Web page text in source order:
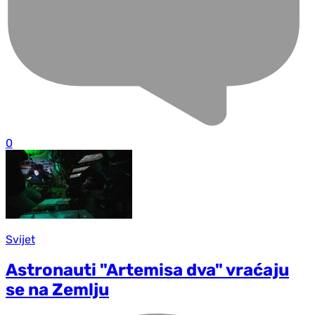
0
Svijet
Astronauti "Artemisa dva" vraćaju
se na Zemlju